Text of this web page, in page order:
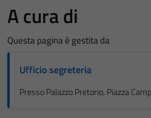
A cura di
Questa pagina è gestita da
Ufficio segreteria
Presso Palazzo Pretorio, Piazza